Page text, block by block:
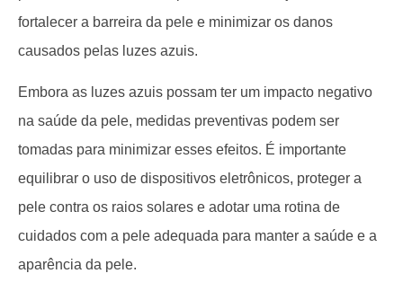
fortalecer a barreira da pele e minimizar os danos
causados pelas luzes azuis.
Embora as luzes azuis possam ter um impacto negativo
na saúde da pele, medidas preventivas podem ser
tomadas para minimizar esses efeitos. É importante
equilibrar o uso de dispositivos eletrônicos, proteger a
pele contra os raios solares e adotar uma rotina de
cuidados com a pele adequada para manter a saúde e a
aparência da pele.